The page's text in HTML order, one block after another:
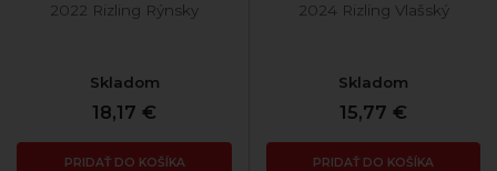
2022 Rizling Rýnsky
Skladom
18,17 €
PRIDAŤ DO KOŠÍKA
2024 Rizling Vlašský
Skladom
15,77 €
PRIDAŤ DO KOŠÍKA